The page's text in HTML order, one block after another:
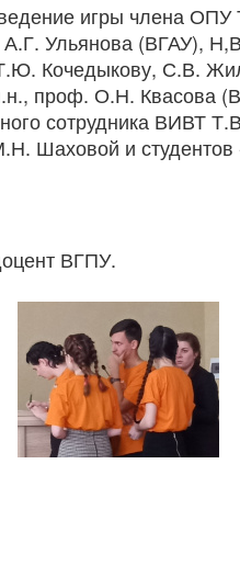
игры члена ОПУ
Ульянова (ВГАУ),
Кочедыкову, С.В.
проф. О.Н. Квасова
сотрудника ВИВТ
Шаховой и
ВГПУ.